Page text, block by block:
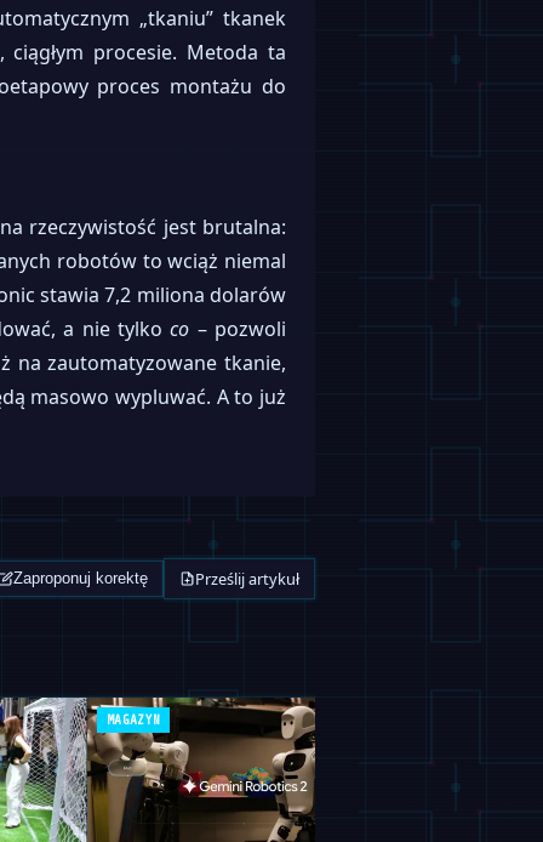
„tkaniu” tkanek
procesie. Metoda ta
proces montażu do
rzeczywistość jest brutalna:
robotów to wciąż niemal
stawia 7,2 miliona dolarów
a nie tylkoco – pozwoli
na zautomatyzowane tkanie,
masowo wypluwać. A to już
Zaproponuj korektę Prześlij artykuł
MAGAZYN